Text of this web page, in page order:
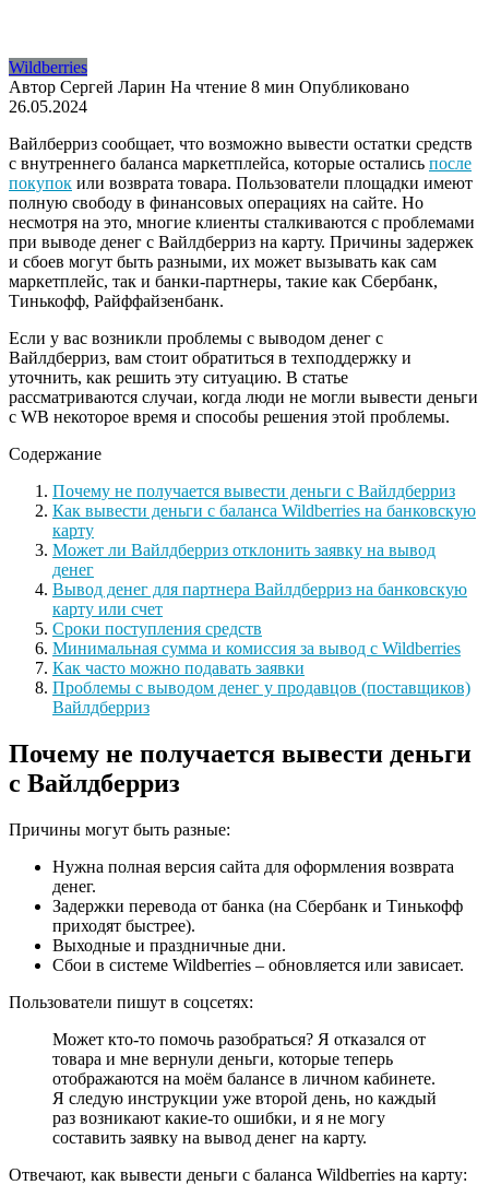
Wildberries
Автор Сергей Ларин На чтение 8 мин Опубликовано
26.05.2024
Вайлберриз сообщает, что возможно вывести остатки средств
с внутреннего баланса маркетплейса, которые остались после
покупок или возврата товара. Пользователи площадки имеют
полную свободу в финансовых операциях на сайте. Но
несмотря на это, многие клиенты сталкиваются с проблемами
при выводе денег с Вайлдберриз на карту. Причины задержек
и сбоев могут быть разными, их может вызывать как сам
маркетплейс, так и банки-партнеры, такие как Сбербанк,
Тинькофф, Райффайзенбанк.
Если у вас возникли проблемы с выводом денег с
Вайлдберриз, вам стоит обратиться в техподдержку и
уточнить, как решить эту ситуацию. В статье
рассматриваются случаи, когда люди не могли вывести деньги
с WB некоторое время и способы решения этой проблемы.
Содержание
Почему не получается вывести деньги с Вайлдберриз
Как вывести деньги с баланса Wildberries на банковскую
карту
Может ли Вайлдберриз отклонить заявку на вывод
денег
Вывод денег для партнера Вайлдберриз на банковскую
карту или счет
Сроки поступления средств
Минимальная сумма и комиссия за вывод с Wildberries
Как часто можно подавать заявки
Проблемы с выводом денег у продавцов (поставщиков)
Вайлдберриз
Почему не получается вывести деньги
с Вайлдберриз
Причины могут быть разные:
Нужна полная версия сайта для оформления возврата
денег.
Задержки перевода от банка (на Сбербанк и Тинькофф
приходят быстрее).
Выходные и праздничные дни.
Сбои в системе Wildberries – обновляется или зависает.
Пользователи пишут в соцсетях:
Может кто-то помочь разобраться? Я отказался от
товара и мне вернули деньги, которые теперь
отображаются на моём балансе в личном кабинете.
Я следую инструкции уже второй день, но каждый
раз возникают какие-то ошибки, и я не могу
составить заявку на вывод денег на карту.
Отвечают, как вывести деньги с баланса Wildberries на карту: